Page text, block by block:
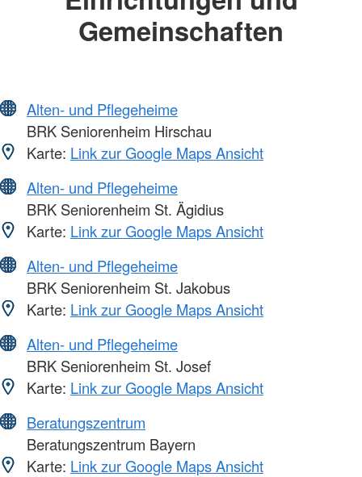
Gemeinschaften
Alten- und Pflegeheime
BRK Seniorenheim Hirschau
Karte: Link zur Google Maps Ansicht
Alten- und Pflegeheime
BRK Seniorenheim St. Ägidius
Karte: Link zur Google Maps Ansicht
Alten- und Pflegeheime
BRK Seniorenheim St. Jakobus
Karte: Link zur Google Maps Ansicht
Alten- und Pflegeheime
BRK Seniorenheim St. Josef
Karte: Link zur Google Maps Ansicht
Beratungszentrum
Beratungszentrum Bayern
Karte: Link zur Google Maps Ansicht